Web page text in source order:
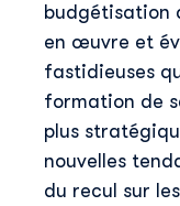
budgétisation
en œuvre et
fastidieuses
formation de
plus
nouvelles
du recul sur